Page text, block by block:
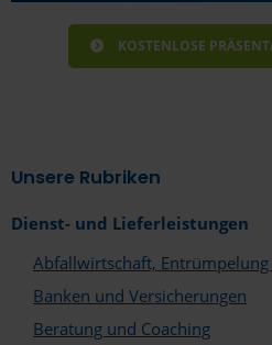
KOSTENLOSE
Unsere Rubriken
Dienst- und Lieferleistungen
Abfallwirtschaft, Entrümpelung
Banken und Versicherungen
Beratung und Coaching